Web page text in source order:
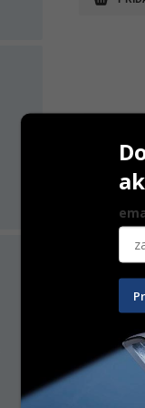
HORICO
TiN –
33,40